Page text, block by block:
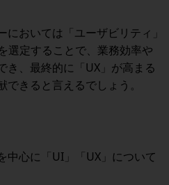
においては 「ユーザビリティ」
選定することで、業務効率や
き、最終的に「UX」が高まる
できる と言えるでしょう。
中心に「UI 」「UX 」について